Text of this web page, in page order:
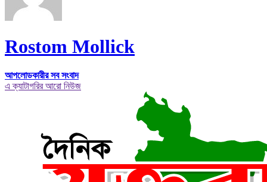
Rostom Mollick
আপলোডকারীর সব সংবাদ
এ ক্যাটাগরির আরো নিউজ